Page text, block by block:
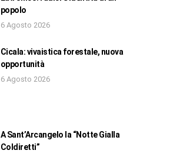
popolo
6 Agosto 2026
Cicala: vivaistica forestale, nuova
opportunità
6 Agosto 2026
A Sant’Arcangelo la “Notte Gialla
Coldiretti”